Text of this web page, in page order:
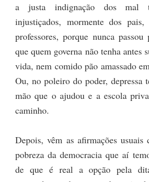
a justa indignação dos mal
injustiçados, mormente dos
professores, porque nunca
que quem governa não tenha antes
vida, nem comido pão amassado
Ou, no poleiro do poder, depressa
mão que o ajudou e a escola
caminho.
Depois, vêm as afirmações usuais
pobreza da democracia que aí
de que é real a opção pela